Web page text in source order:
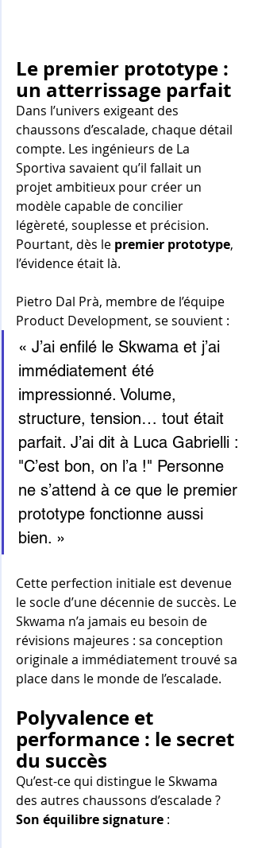
Le premier prototype :
un atterrissage parfait
Dans l’univers exigeant des
chaussons d’escalade, chaque détail
compte. Les ingénieurs de La
Sportiva savaient qu’il fallait un
projet ambitieux pour créer un
modèle capable de concilier
légèreté, souplesse et précision.
Pourtant, dès le premier prototype,
l’évidence était là.
Pietro Dal Prà, membre de l’équipe
Product Development, se souvient :
« J’ai enfilé le Skwama et j’ai
immédiatement été
impressionné. Volume,
structure, tension… tout était
parfait. J’ai dit à Luca Gabrielli :
"C’est bon, on l’a !" Personne
ne s’attend à ce que le premier
prototype fonctionne aussi
bien. »
Cette perfection initiale est devenue
le socle d’une décennie de succès. Le
Skwama n’a jamais eu besoin de
révisions majeures : sa conception
originale a immédiatement trouvé sa
place dans le monde de l’escalade.
Polyvalence et
performance : le secret
du succès
Qu’est-ce qui distingue le Skwama
des autres chaussons d’escalade ?
Son équilibre signature :